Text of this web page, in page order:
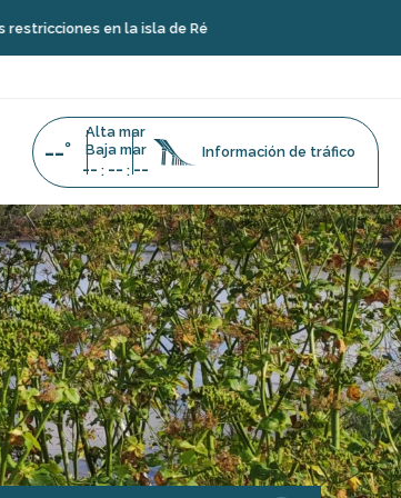
en la isla de Ré
--°
Alta mar
Baja mar
-- : -- : --
Información de tráfico